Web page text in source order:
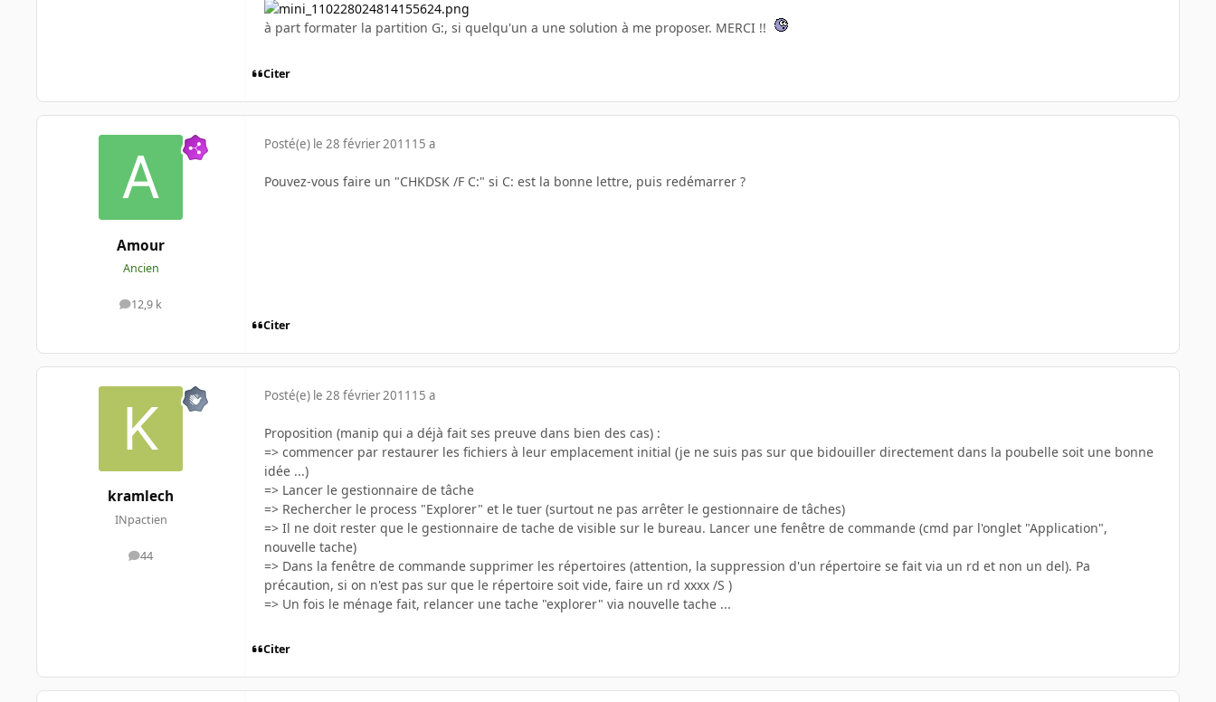
à part formater la partition G:, si quelqu'un a une solution à me proposer. MERCI !!
Citer
Amour
Ancien
12,9 k
messages
Posté(e) le 28 février 2011 15 a
Pouvez-vous faire un "CHKDSK /F C:" si C: est la bonne lettre, puis redémarrer ?
Citer
kramlech
INpactien
44
messages
Posté(e) le 28 février 2011 15 a
Proposition (manip qui a déjà fait ses preuve dans bien des cas) :
=> commencer par restaurer les fichiers à leur emplacement initial (je ne suis pas sur que bidouiller directement dans la poubelle soit une bonne
idée ...)
=> Lancer le gestionnaire de tâche
=> Rechercher le process "Explorer" et le tuer (surtout ne pas arrêter le gestionnaire de tâches)
=> Il ne doit rester que le gestionnaire de tache de visible sur le bureau. Lancer une fenêtre de commande (cmd par l'onglet "Application",
nouvelle tache)
=> Dans la fenêtre de commande supprimer les répertoires (attention, la suppression d'un répertoire se fait via un rd et non un del). Pa
précaution, si on n'est pas sur que le répertoire soit vide, faire un rd xxxx /S )
=> Un fois le ménage fait, relancer une tache "explorer" via nouvelle tache ...
Citer